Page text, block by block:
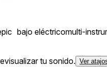
bajo eléctricomulti-
tu sonido. Ver